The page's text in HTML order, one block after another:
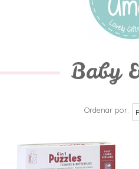
Baby
Ordenar por: